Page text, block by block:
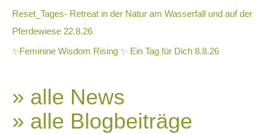
Reset_Tages- Retreat in der Natur am Wasserfall und auf der
Pferdewiese 22.8.26
✨Feminine Wisdom Rising ✨ Ein Tag für Dich 8.8.26
» alle News
» alle Blogbeiträge